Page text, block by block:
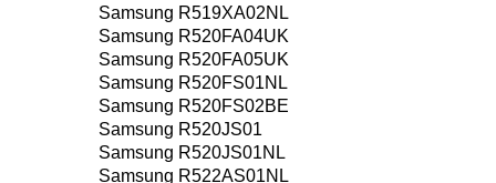
Samsung R519XA02NL
Samsung R520FA04UK
Samsung R520FA05UK
Samsung R520FS01NL
Samsung R520FS02BE
Samsung R520JS01
Samsung R520JS01NL
Samsung R522AS01NL